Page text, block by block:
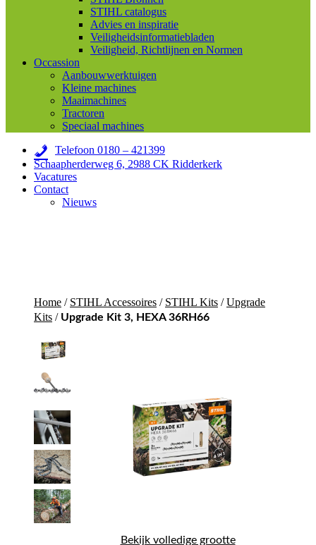
STIHL catalogus
Advies en inspiratie
Veiligheidsinformatiebladen
Veiligheid, Richtlijnen en Normen
Occassion
Aanbouwwerktuigen
Kleine machines
Maaimachines
Tractoren
Speciaal machines
Telefoon 0180 – 421399
Schaapherderweg 6, 2988 CK Ridderkerk
Vacatures
Contact
Nieuws
Home / STIHL Accessoires / STIHL Kits /Upgrade
Kits / Upgrade Kit 3, HEXA 36RH66
Bekijk volledige grootte